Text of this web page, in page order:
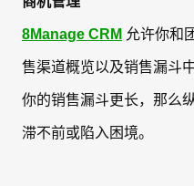
8Manage CRM 允许你和
售渠道概览以及销售漏斗
你的销售漏斗更长，那么
滞不前或陷入困境。